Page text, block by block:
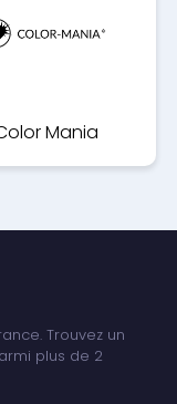
Mania
Trouvez un
plus de 2